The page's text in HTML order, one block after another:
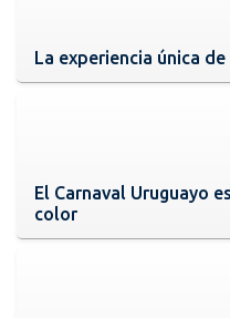
La experiencia única
El Carnaval Uruguayo
color